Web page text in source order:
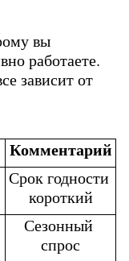
вы
работаете.
зависит от
Комментарий
Срок годности
короткий
Сезонный
спрос